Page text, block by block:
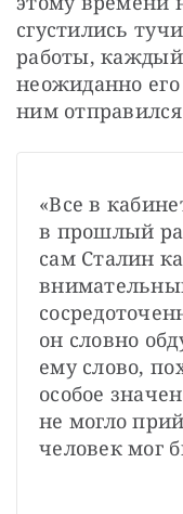
сгустились
работы,
неожиданно
ним
«Все в
в прошлый
сам Сталин
он словно
ему слово,
особое
не могло
человек мог